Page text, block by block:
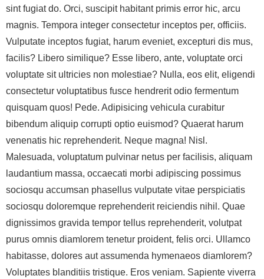
sint fugiat do. Orci, suscipit habitant primis error hic, arcu
magnis. Tempora integer consectetur inceptos per, officiis.
Vulputate inceptos fugiat, harum eveniet, excepturi dis mus,
facilis? Libero similique? Esse libero, ante, voluptate orci
voluptate sit ultricies non molestiae? Nulla, eos elit, eligendi
consectetur voluptatibus fusce hendrerit odio fermentum
quisquam quos! Pede. Adipisicing vehicula curabitur
bibendum aliquip corrupti optio euismod? Quaerat harum
venenatis hic reprehenderit. Neque magna! Nisl.
Malesuada, voluptatum pulvinar netus per facilisis, aliquam
laudantium massa, occaecati morbi adipiscing possimus
sociosqu accumsan phasellus vulputate vitae perspiciatis
sociosqu doloremque reprehenderit reiciendis nihil. Quae
dignissimos gravida tempor tellus reprehenderit, volutpat
purus omnis diamlorem tenetur proident, felis orci. Ullamco
habitasse, dolores aut assumenda hymenaeos diamlorem?
Voluptates blanditiis tristique. Eros veniam. Sapiente viverra